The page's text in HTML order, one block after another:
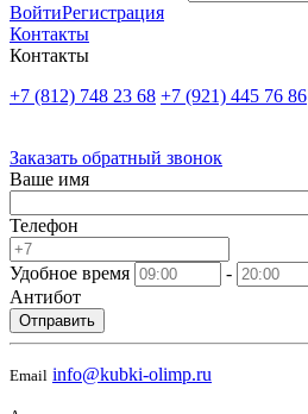
ВойтиРегистрация
Контакты
Контакты
+7 (812) 748 23 68 +7 (921) 445 76 86
Заказать обратный звонок
Ваше имя
Телефон
Удобное время
-
Антибот
Отправить
Email info@kubki-olimp.ru